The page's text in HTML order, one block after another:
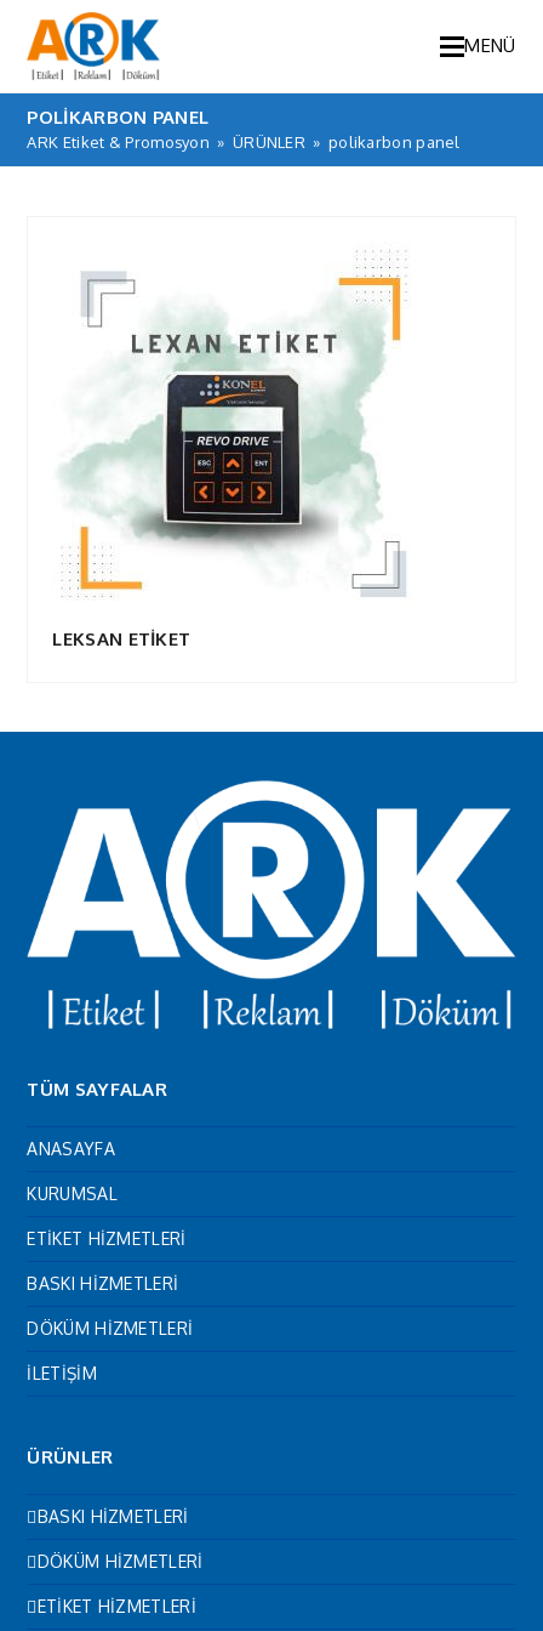
MENÜ
POLIKARBON PANEL
ARK Etiket & Promosyon » ÜRÜNLER » polikarbon panel
LEKSAN ETİKET
TÜM SAYFALAR
ANASAYFA
KURUMSAL
ETİKET HİZMETLERİ
BASKI HİZMETLERİ
DÖKÜM HİZMETLERİ
İLETİŞİM
ÜRÜNLER
BASKI HİZMETLERİ
DÖKÜM HİZMETLERİ
ETİKET HİZMETLERİ